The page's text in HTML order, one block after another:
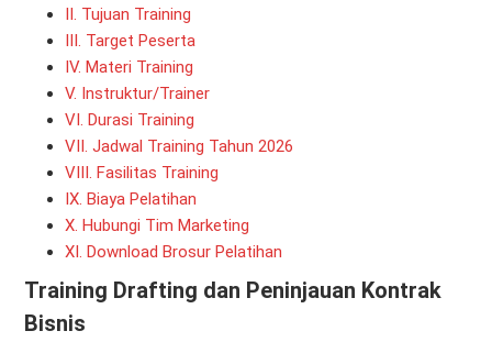
II. Tujuan Training
III. Target Peserta
IV. Materi Training
V. Instruktur/Trainer
VI. Durasi Training
VII. Jadwal Training Tahun 2026
VIII. Fasilitas Training
IX. Biaya Pelatihan
X. Hubungi Tim Marketing
XI. Download Brosur Pelatihan
Training Drafting dan Peninjauan Kontrak
Bisnis